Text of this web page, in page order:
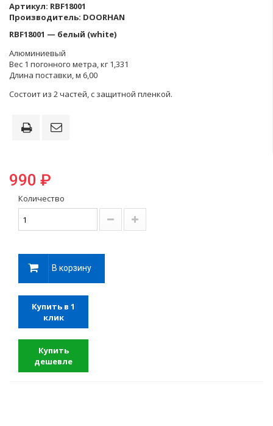
Артикул: RBF18001
Производитель: DOORHAN
RBF18001 — белый (white)
Алюминиевый
Вес 1 погонного метра, кг 1,331
Длина поставки, м 6,00
Состоит из 2 частей, с защитной пленкой.
990 ₽
Количество
В корзину
Купить в 1
клик
Купить
дешевле